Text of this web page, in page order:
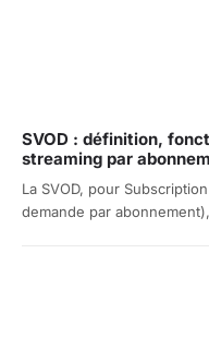
SVOD : définition,
streaming par
La SVOD, pour
demande par